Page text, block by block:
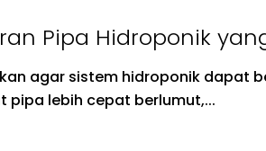
Pipa Hidroponik
agar sistem hidroponik dapat
lebih cepat berlumut,...